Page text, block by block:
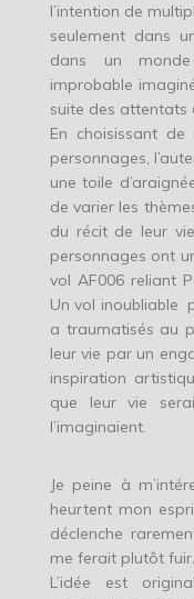
l’intention de
seulement dans
dans un
improbable
suite des attentats
En choisissant
personnages,
une toile
de varier les
du récit de leur
personnages ont
vol AF006 reliant
Un vol inoubliable
a traumatisés au
leur vie par un
inspiration
que leur vie
l’imaginaient.
Je peine à
heurtent mon
déclenche
me ferait plutôt fuir.
L’idée est